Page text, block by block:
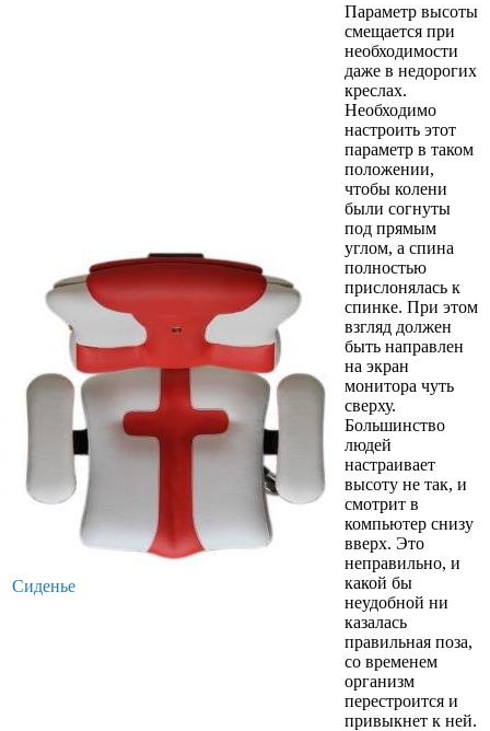
Сиденье
Параметр высоты
смещается при
необходимости
даже в недорогих
креслах.
Необходимо
настроить этот
параметр в таком
положении,
чтобы колени
были согнуты
под прямым
углом, а спина
полностью
прислонялась к
спинке. При этом
взгляд должен
быть направлен
на экран
монитора чуть
сверху.
Большинство
людей
настраивает
высоту не так, и
смотрит в
компьютер снизу
вверх. Это
неправильно, и
какой бы
неудобной ни
казалась
правильная поза,
со временем
организм
перестроится и
привыкнет к ней.